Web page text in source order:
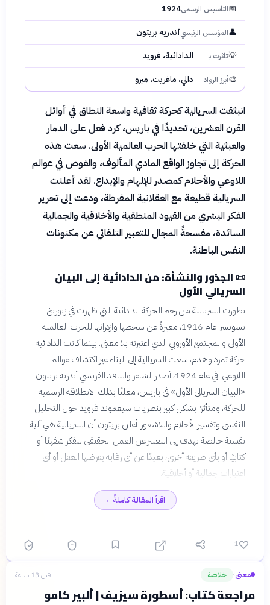
📅التأسيس الرسمي1924
👤المؤسس الرئيسيأندريه بريتون
💡تأثرت بـ
الدادائية، فرويد
🎨أبرز الرواد دالي، ماغريت، ميرو
انبثقت السريالية كحركة ثقافية واسعة النطاق في أوائل
القرن العشرين، تحديدًا في باريس، كرد فعل على الدمار
والعبثية التي خلفتها الحرب العالمية الأولى. سعت هذه
الحركة إلى تجاوز الواقع المادي المألوف، والغوص في عوالم
اللاوعي والأحلام كمصدر للإلهام والإبداع. لقد أعلنت
السريالية قطيعة مع العقلانية المفرطة، ودعت إلى تحرير
الفكر البشري من القيود المنطقية والأخلاقية والجمالية
السائدة، مفسحةً المجال للتعبير التلقائي عن مكنونات
النفس الباطنة.
📜 الجذور والنشأة: من الدادائية إلى البيان
السريالي الأول
تطورت السريالية من رحم الحركة الدادائية التي ظهرت في زيوريخ
بسويسرا عام 1916، معبرةً عن سخطها وازدرائها للحرب العالمية
الأولى والمجتمع الأوروبي الذي اعتبرته بلا معنى. بينما كانت الدادائية
حركة تمرد وهدم، سعت السريالية إلى البناء عبر اكتشاف عوالم
اللاوعي. في عام 1924، أصدر الشاعر والناقد الفرنسي أندريه بريتون
«البيان السريالي الأول» في باريس، معلنًا بذلك الانطلاقة الرسمية
للحركة، ومتأثرًا بشكل كبير بنظريات سيغموند فرويد حول التحليل
النفسي وتفسير الأحلام واللاشعور. أعلن بريتون أن السريالية هي آلية
نفسية خالصة تهدف إلى التعبير عن العمل الحقيقي للفكر شفهيًا أو
كتابيًا أو بأي طريقة أخرى، بعيدًا عن أي رقابة يفرضها العقل أو أي
اعتبارات جمالية أو أخلاقية.
اقرأ المقالة كاملةً←
1
معنى› خلاصة قبل 13 ساعة
مراجعة كتاب: أسطورة سيزيف | ألبير كامو